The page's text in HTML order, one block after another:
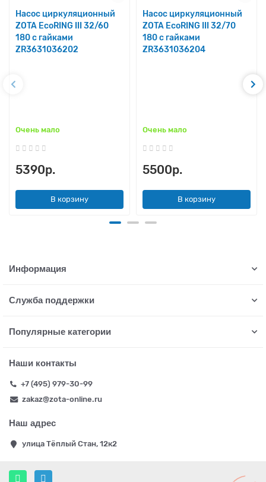
Насос циркуляционный
ZOTA EcoRING III 32/60
180 с гайками
ZR3631036202
Очень мало
5390р.
В корзину
Насос циркуляционный
ZOTA EcoRING III 32/70
180 с гайками
ZR3631036204
Очень мало
5500р.
В корзину
Информация
Служба поддержки
Популярные категории
Наши контакты
+7 (495) 979-30-99
zakaz@zota-online.ru
Наш адрес
улица Тёплый Стан, 12к2